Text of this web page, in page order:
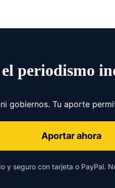
el periodismo
gobiernos. Tu aporte
Aportar ahora
y seguro con tarjeta o PayPal.